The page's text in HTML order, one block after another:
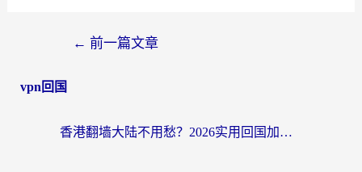
← 前一篇文章
vpn回国
香港翻墙大陆不用愁？2026实用回国加速器指南：从选到用一步到位